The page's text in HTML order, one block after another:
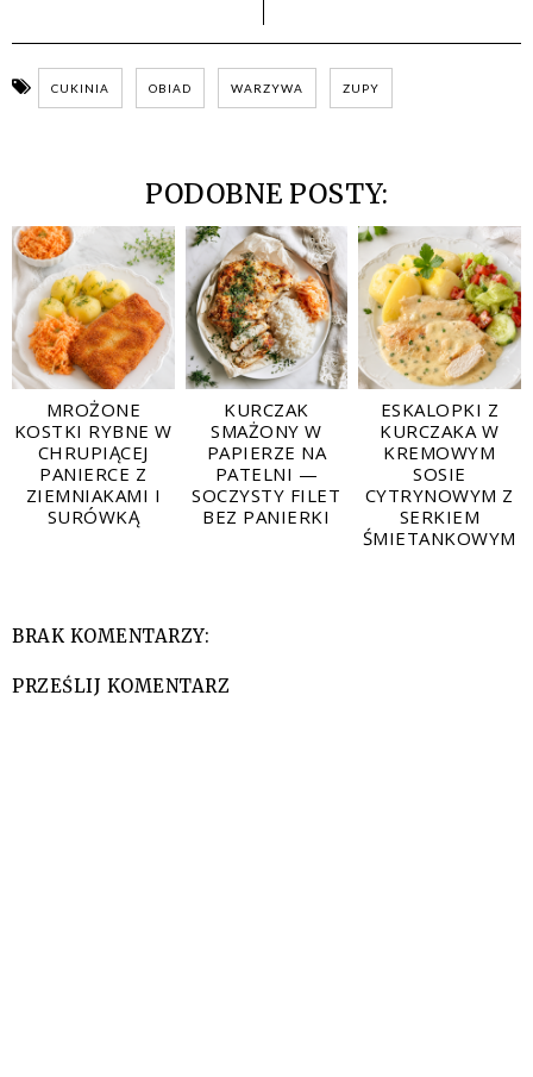
CUKINIA OBIAD WARZYWA ZUPY
PODOBNE POSTY:
MROŻONE
KOSTKI RYBNE W
CHRUPIĄCEJ
PANIERCE Z
ZIEMNIAKAMI I
SURÓWKĄ
KURCZAK
SMAŻONY W
PAPIERZE NA
PATELNI —
SOCZYSTY FILET
BEZ PANIERKI
ESKALOPKI Z
KURCZAKA W
KREMOWYM
SOSIE
CYTRYNOWYM Z
SERKIEM
ŚMIETANKOWYM
BRAK KOMENTARZY:
PRZEŚLIJ KOMENTARZ